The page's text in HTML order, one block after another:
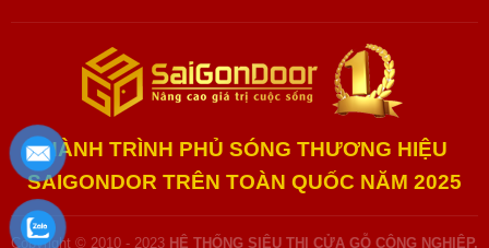
HÀNH TRÌNH PHỦ SÓNG THƯƠNG HIỆU
SAIGONDOR TRÊN TOÀN QUỐC NĂM 2025
Copyright © 2010 - 2023 HỆ THỐNG SIÊU THỊ CỬA GỖ CÔNG NGHIỆP,